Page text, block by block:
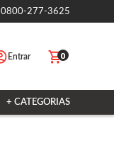
0800-277-3625
Entrar 0
+ CATEGORIAS